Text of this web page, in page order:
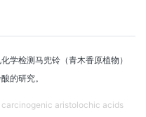
学检测马兜铃（青木香原植物）
的研究。
aristolochic acids